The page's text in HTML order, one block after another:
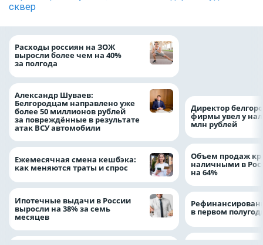
сквер
Расходы россиян на ЗОЖ
выросли более чем на 40%
за полгода
Александр Шуваев:
Белгородцам направлено уже
более 50 миллионов рублей
за повреждённые в результате
атак ВСУ автомобили
Ежемесячная смена кешбэка:
как меняются траты и спрос
Ипотечные выдачи в России
выросли на 38% за семь
месяцев
Директор
фирмы увел у
млн рублей
Объем продаж
наличными в
на 64%
в первом